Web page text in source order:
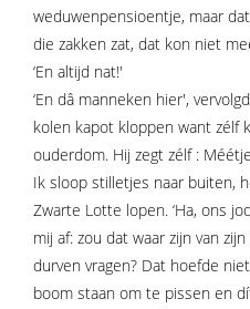
weduwenpensioentje, maar
die zakken zat, dat kon niet
‘En altijd nat!'
‘En dâ manneken hier',
kolen kapot kloppen want zélf
ouderdom. Hij zegt zélf :
Ik sloop stilletjes naar buiten,
Zwarte Lotte lopen. ‘Ha, ons
mij af: zou dat waar zijn van
durven vragen? Dat hoefde
boom staan om te pissen en